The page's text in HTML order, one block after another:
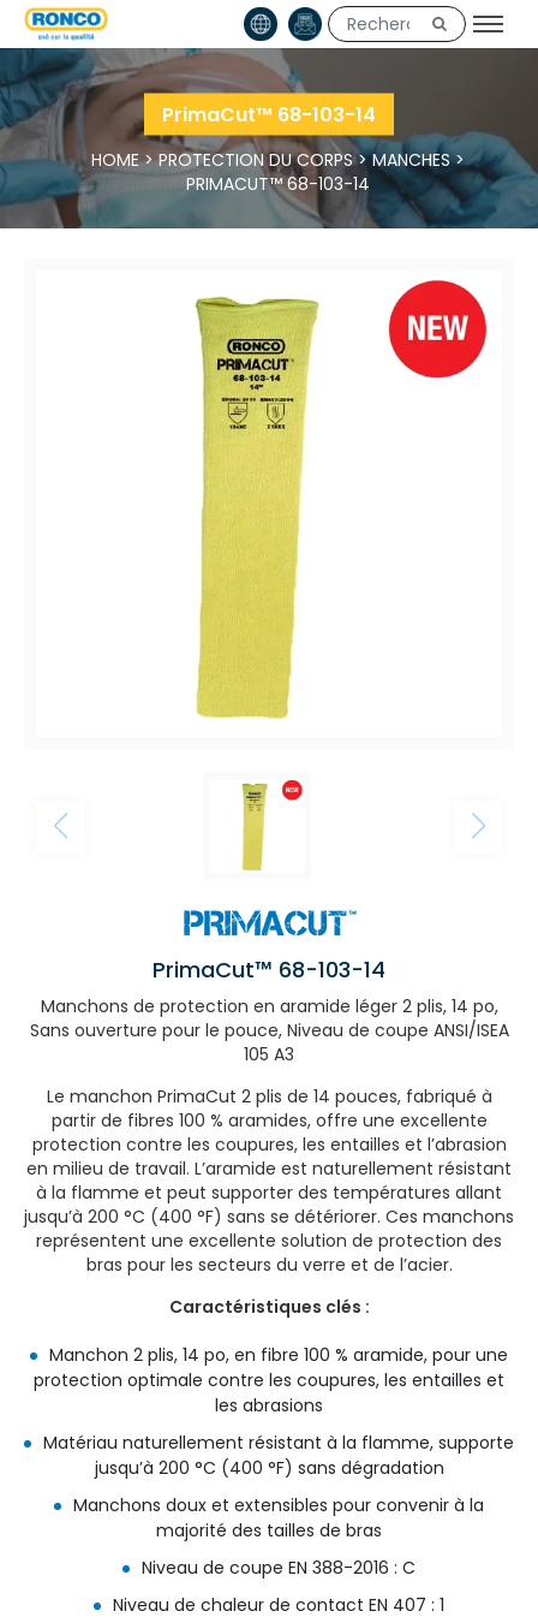
PrimaCut™ 68-103-14
HOME>PROTECTION DU CORPS>MANCHES>
PRIMACUT™ 68-103-14
PrimaCut™ 68-103-14
Manchons de protection en aramide léger 2 plis, 14 po,
Sans ouverture pour le pouce, Niveau de coupe ANSI/ISEA
105 A3
Le manchon PrimaCut 2 plis de 14 pouces, fabriqué à
partir de fibres 100 % aramides, offre une excellente
protection contre les coupures, les entailles et l’abrasion
en milieu de travail. L’aramide est naturellement résistant
à la flamme et peut supporter des températures allant
jusqu’à 200 °C (400 °F) sans se détériorer. Ces manchons
représentent une excellente solution de protection des
bras pour les secteurs du verre et de l’acier.
Caractéristiques clés :
Manchon 2 plis, 14 po, en fibre 100 % aramide, pour une
protection optimale contre les coupures, les entailles et
les abrasions
Matériau naturellement résistant à la flamme, supporte
jusqu’à 200 °C (400 °F) sans dégradation
Manchons doux et extensibles pour convenir à la
majorité des tailles de bras
Niveau de coupe EN 388-2016 : C
Niveau de chaleur de contact EN 407 : 1